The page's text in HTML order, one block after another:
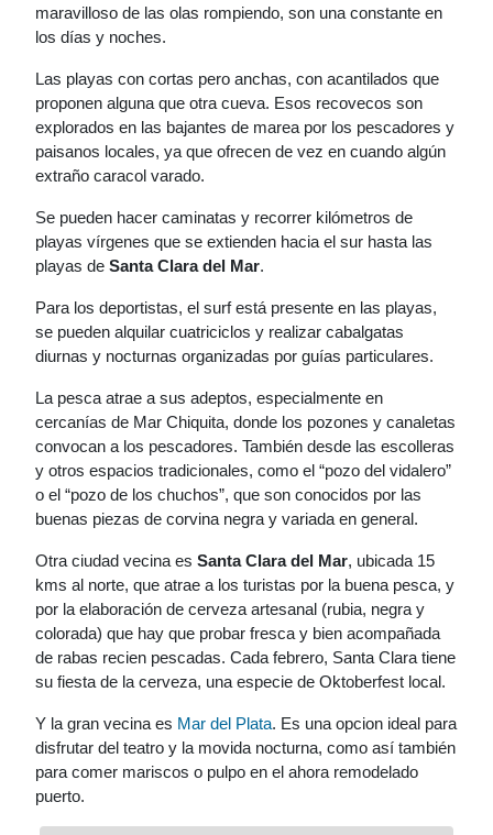
maravilloso de las olas rompiendo, son una constante en
los días y noches.
Las playas con cortas pero anchas, con acantilados que
proponen alguna que otra cueva. Esos recovecos son
explorados en las bajantes de marea por los pescadores y
paisanos locales, ya que ofrecen de vez en cuando algún
extraño caracol varado.
Se pueden hacer caminatas y recorrer kilómetros de
playas vírgenes que se extienden hacia el sur hasta las
playas de Santa Clara del Mar.
Para los deportistas, el surf está presente en las playas,
se pueden alquilar cuatriciclos y realizar cabalgatas
diurnas y nocturnas organizadas por guías particulares.
La pesca atrae a sus adeptos, especialmente en
cercanías de Mar Chiquita, donde los pozones y canaletas
convocan a los pescadores. También desde las escolleras
y otros espacios tradicionales, como el “pozo del vidalero”
o el “pozo de los chuchos”, que son conocidos por las
buenas piezas de corvina negra y variada en general.
Otra ciudad vecina es Santa Clara del Mar, ubicada 15
kms al norte, que atrae a los turistas por la buena pesca, y
por la elaboración de cerveza artesanal (rubia, negra y
colorada) que hay que probar fresca y bien acompañada
de rabas recien pescadas. Cada febrero, Santa Clara tiene
su fiesta de la cerveza, una especie de Oktoberfest local.
Y la gran vecina es Mar del Plata. Es una opcion ideal para
disfrutar del teatro y la movida nocturna, como así también
para comer mariscos o pulpo en el ahora remodelado
puerto.